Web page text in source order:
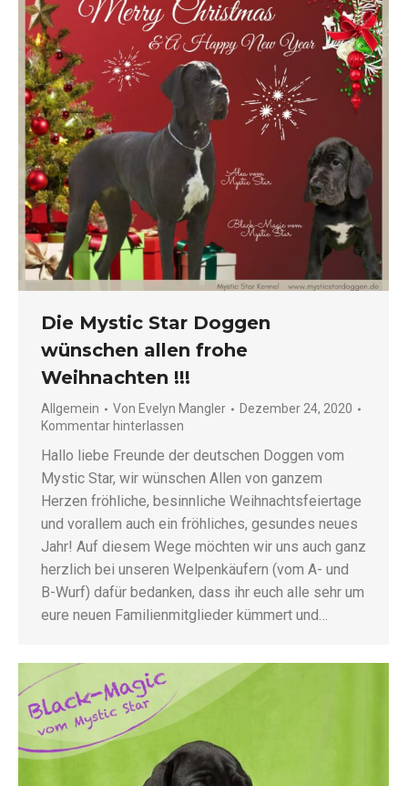
Die Mystic Star Doggen
wünschen allen frohe
Weihnachten !!!
Allgemein Von Evelyn Mangler
Dezember 24, 2020
Kommentar hinterlassen
Hallo liebe Freunde der deutschen Doggen vom
Mystic Star, wir wünschen Allen von ganzem
Herzen fröhliche, besinnliche Weihnachtsfeiertage
und vorallem auch ein fröhliches, gesundes neues
Jahr! Auf diesem Wege möchten wir uns auch ganz
herzlich bei unseren Welpenkäufern (vom A- und
B-Wurf) dafür bedanken, dass ihr euch alle sehr um
eure neuen Familienmitglieder kümmert und…